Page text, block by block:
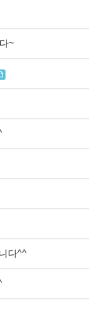
~
다^^